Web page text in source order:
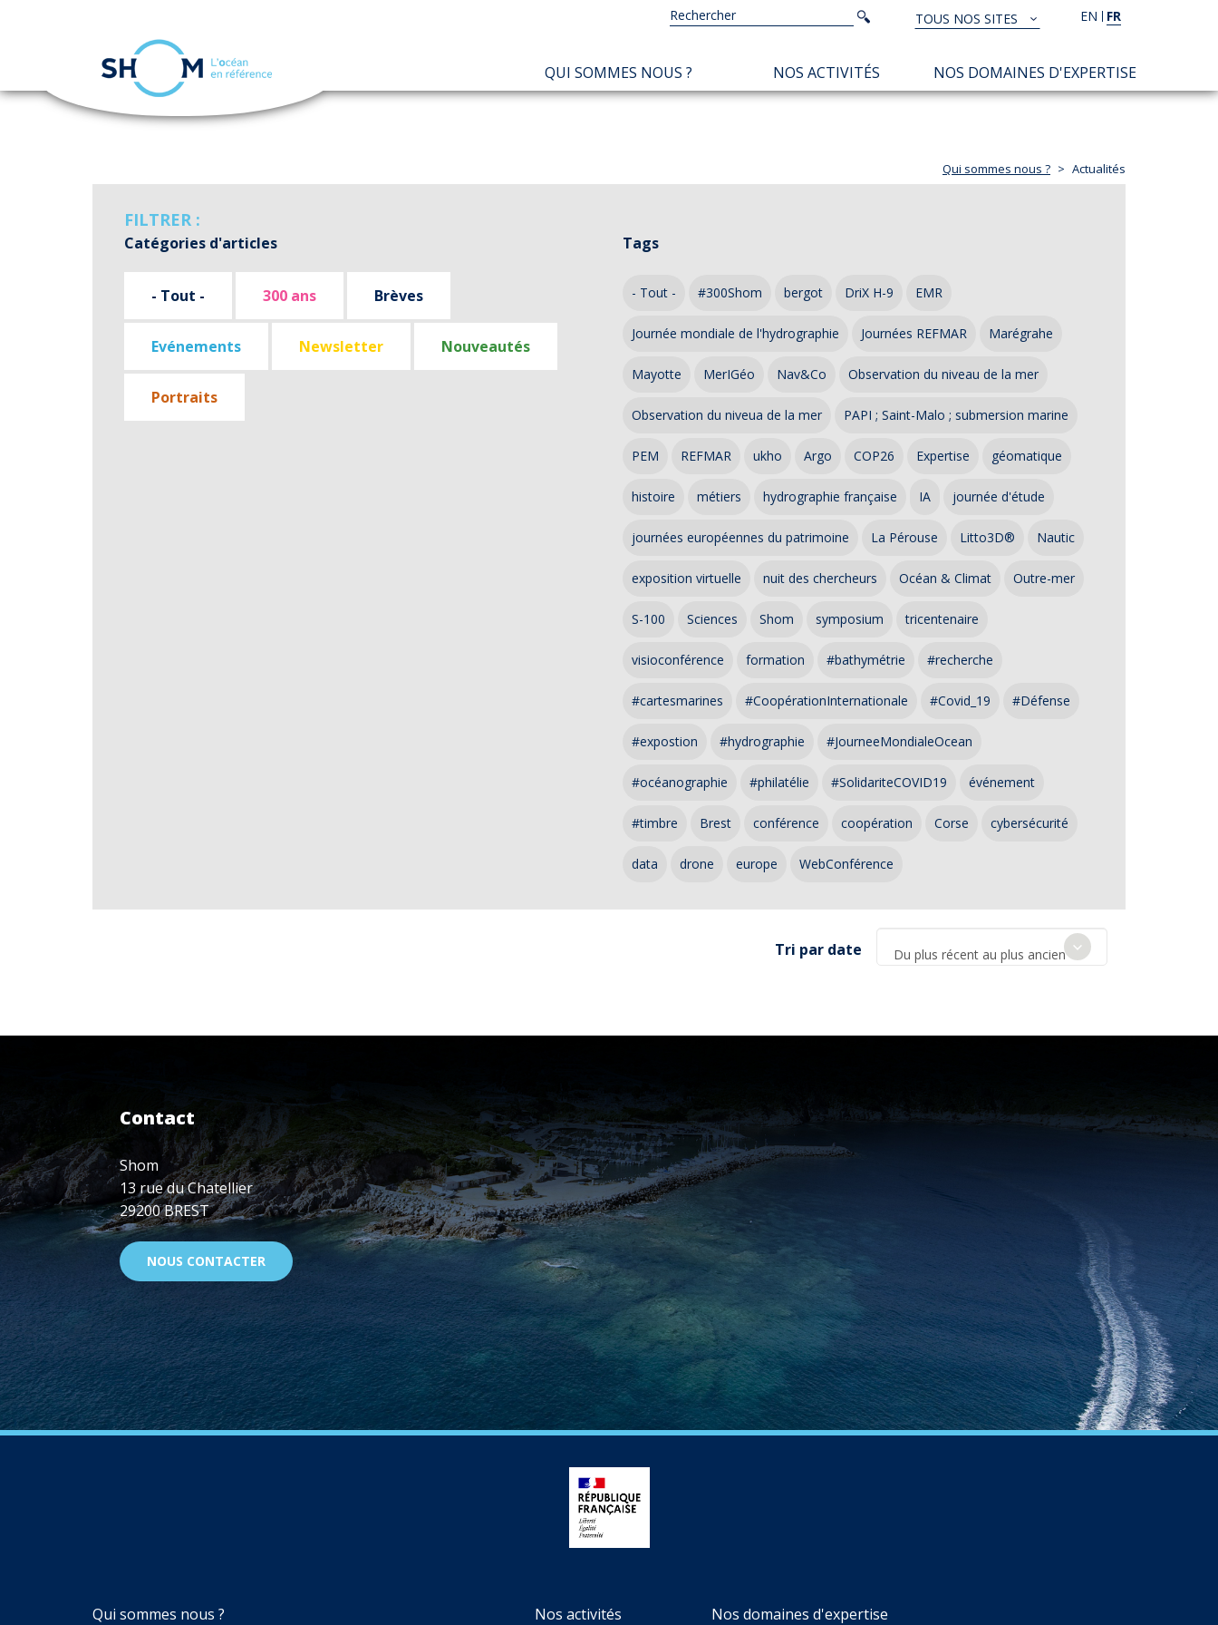
Aller
EN FR
TOUS
NOS
SITES
TOUS NOS SITES
Rechercher
Rechercher
NAVIGATION
PRINCIPALE
QUI SOMMES NOUS ? NOS ACTIVITÉS NOS DOMAINES D'EXPERTISE
Qui sommes nous ? Actualités
FILTRER :
Catégories d'articles
- Tout - 300 ans Brèves
Evénements Newsletter Nouveautés
Portraits
Tags
- Tout - #300Shom bergot DriX H-9 EMR
Journée mondiale de l'hydrographie Journées REFMAR Marégrahe
Mayotte MerIGéo Nav&Co Observation du niveau de la mer
Observation du niveua de la mer PAPI ; Saint-Malo ; submersion marine
PEM REFMAR ukho Argo COP26 Expertise géomatique
histoire métiers hydrographie française IA journée d'étude
journées européennes du patrimoine La Pérouse Litto3D® Nautic
exposition virtuelle nuit des chercheurs Océan & Climat Outre-mer
S-100 Sciences Shom symposium tricentenaire
visioconférence formation #bathymétrie #recherche
#cartesmarines #CoopérationInternationale #Covid_19 #Défense
#expostion #hydrographie #JourneeMondialeOcean
#océanographie #philatélie #SolidariteCOVID19 événement
#timbre Brest conférence coopération Corse cybersécurité
data drone europe WebConférence
Tri par date Du plus récent au plus ancien
Contact
Shom
13 rue du Chatellier
29200 BREST
NOUS CONTACTER
NAVIGATION
Qui sommes nous ? Nos activités Nos domaines d'expertise